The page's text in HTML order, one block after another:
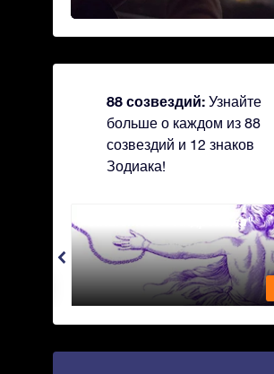
88 созвездий: Узнайте
больше о каждом из 88
созвездий и 12 знаков
Зодиака!
Andromeda - Андромеда